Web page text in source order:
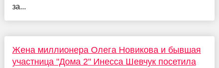
за...
Жена миллионера Олега Новикова и бывшая
участница "Дома 2" Инесса Шевчук посетила